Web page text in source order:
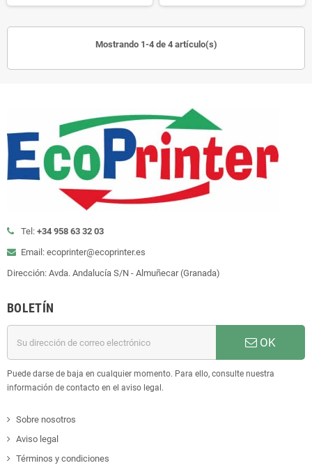
Mostrando 1-4 de 4 artículo(s)
Tel: +34 958 63 32 03
Email: ecoprinter@ecoprinter.es
Dirección: Avda. Andalucía S/N - Almuñecar (Granada)
BOLETÍN
OK
Puede darse de baja en cualquier momento. Para ello, consulte nuestra
información de contacto en el aviso legal.
Sobre nosotros
Aviso legal
Términos y condiciones